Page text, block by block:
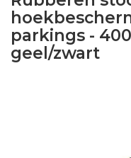
parkings -
geel/zwart